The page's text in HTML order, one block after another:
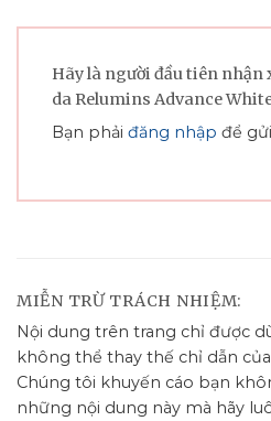
Hãy là người đầu tiên nhận
da Relumins Advance
Bạn phải đăng nhập để
MIỄN TRỪ TRÁCH NHIỆM:
Nội dung trên trang chỉ được
không thể thay thế chỉ dẫn
Chúng tôi khuyến cáo bạn
những nội dung này mà hãy